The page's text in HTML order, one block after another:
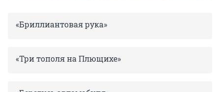
«Бриллиантовая рука»
«Три тополя на Плющихе»